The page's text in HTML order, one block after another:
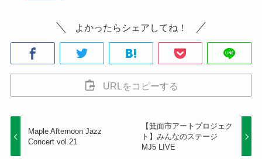
よかったらシェアしてね！
URLをコピーする
Maple Afternoon Jazz
Concert vol.21
【箕面市アートプロジェク
ト】みんなのステージ
MJ5 LIVE